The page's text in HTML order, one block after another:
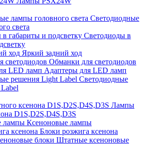
Светодиодные
света
Светодиоды в
Яркий задний ход
Обманки для светодиодов
Адаптеры для LED ламп
Светодиодные
Лампы
D1S,D2S,D4S,D3S
Ксеноновые лампы
Блоки розжига ксенона
Штатные ксеноновые